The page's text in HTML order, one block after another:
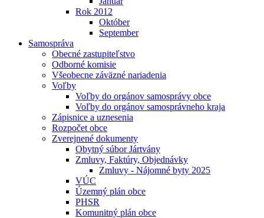
Rok 2012
Október
September
Samospráva
Obecné zastupiteľstvo
Odborné komisie
Všeobecne záväzné nariadenia
Voľby
Voľby do orgánov samosprávy obce
Voľby do orgánov samosprávneho kraja
Zápisnice a uznesenia
Rozpočet obce
Zverejnené dokumenty
Obytný súbor Jártvány
Zmluvy, Faktúry, Objednávky
Zmluvy - Nájomné byty 2025
VÚC
Územný plán obce
PHSR
Komunitný plán obce